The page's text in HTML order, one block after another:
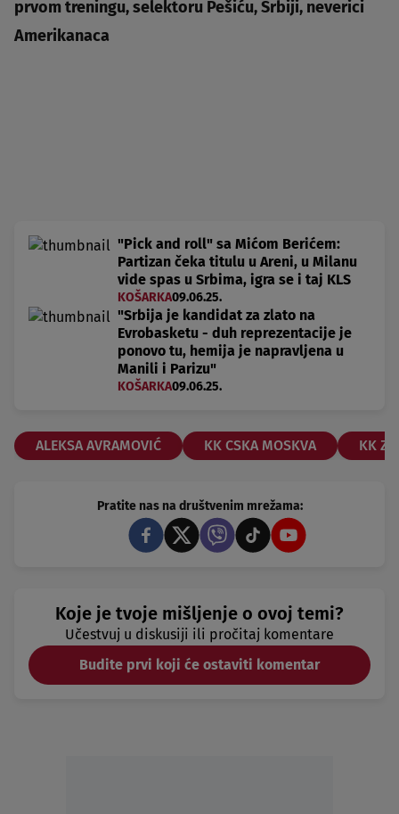
prvom treningu, selektoru Pešiću, Srbiji, neverici
Amerikanaca
"Pick and roll" sa Mićom Berićem:
Partizan čeka titulu u Areni, u Milanu
vide spas u Srbima, igra se i taj KLS
KOŠARKA09.06.25.
"Srbija je kandidat za zlato na
Evrobasketu - duh reprezentacije je
ponovo tu, hemija je napravljena u
Manili i Parizu"
KOŠARKA09.06.25.
ALEKSA AVRAMOVIĆ KK CSKA MOSKVA KK
Pratite nas na društvenim mrežama:
Koje je tvoje mišljenje o ovoj temi?
Učestvuj u diskusiji ili pročitaj komentare
Budite prvi koji će ostaviti komentar